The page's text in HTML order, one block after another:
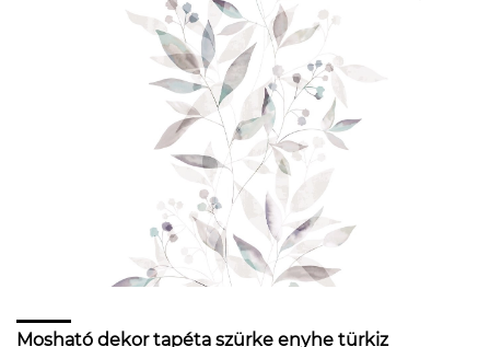
Mosható dekor tapéta szürke enyhe türkiz